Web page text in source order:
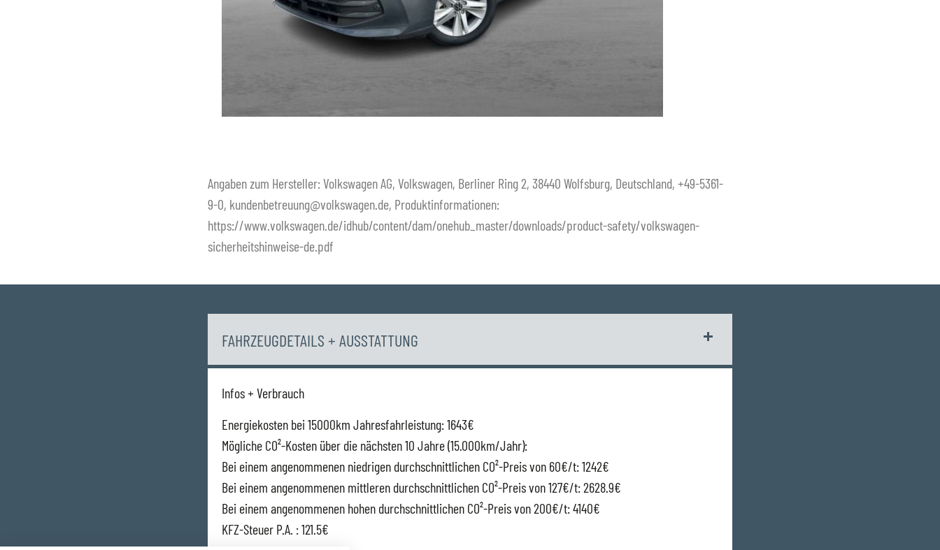
Angaben zum Hersteller: Volkswagen AG, Volkswagen, Berliner Ring 2, 38440 Wolfsburg, Deutschland, +49-5361-
9-0, kundenbetreuung@volkswagen.de, Produktinformationen:
https://www.volkswagen.de/idhub/content/dam/onehub_master/downloads/product-safety/volkswagen-
sicherheitshinweise-de.pdf
FAHRZEUGDETAILS + AUSSTATTUNG
Infos + Verbrauch
Energiekosten bei 15000km Jahresfahrleistung: 1643€
Mögliche CO²-Kosten über die nächsten 10 Jahre (15.000km/Jahr):
Bei einem angenommenen niedrigen durchschnittlichen CO²-Preis von 60€/t: 1242€
Bei einem angenommenen mittleren durchschnittlichen CO²-Preis von 127€/t: 2628.9€
Bei einem angenommenen hohen durchschnittlichen CO²-Preis von 200€/t: 4140€
KFZ-Steuer P.A. : 121.5€